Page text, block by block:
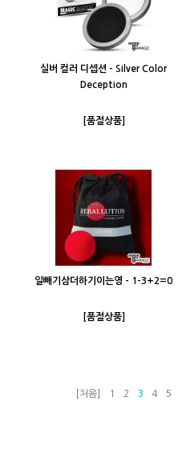
실버 컬러 디셉션 - Silver Color
Deception
[품절상품]
일빼기삼더하기이는영 - 1-3+2=0
[품절상품]
[처음] 1 2 3 4 5